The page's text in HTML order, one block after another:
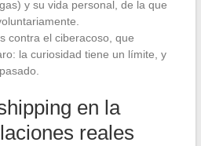
y su vida personal, de la que
contra el ciberacoso, que
la curiosidad tiene un límite, y
en la
reales